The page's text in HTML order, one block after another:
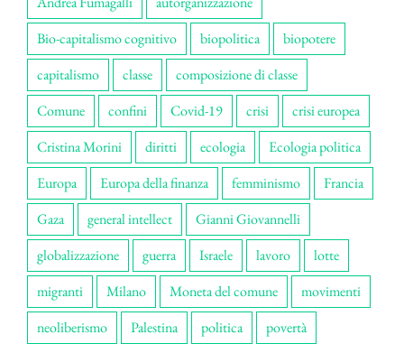
Bio-capitalismo cognitivo
biopolitica
biopotere
capitalismo
classe
composizione di classe
Comune
confini Covid-19 crisi
crisi europea
Cristina Morini
diritti ecologia
Ecologia politica
Europa
Europa della finanza femminismo
Francia
Gaza
general intellect
Gianni Giovannelli
globalizzazione
guerra Israele lavoro
lotte
migranti
Milano Moneta del comune
movimenti
neoliberismo
Palestina politica povertà